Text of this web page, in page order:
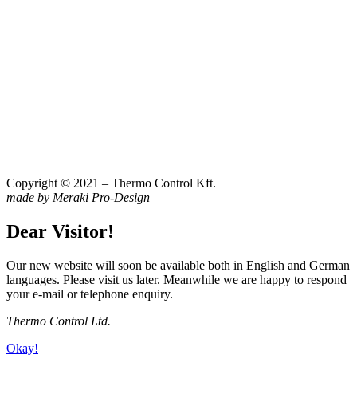
Copyright © 2021 – Thermo Control Kft.
made by Meraki Pro-Design
Dear Visitor!
Our new website will soon be available both in English and German
languages. Please visit us later. Meanwhile we are happy to respond
your e-mail or telephone enquiry.
Thermo Control Ltd.
Okay!